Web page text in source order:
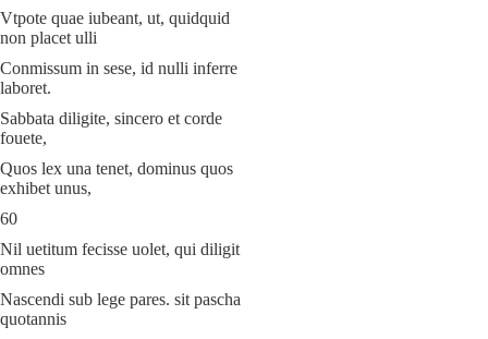
Vtpote quae iubeant, ut, quidquid
non placet ulli
Conmissum in sese, id nulli inferre
laboret.
Sabbata diligite, sincero et corde
fouete,
Quos lex una tenet, dominus quos
exhibet unus,
60
Nil uetitum fecisse uolet, qui diligit
omnes
Nascendi sub lege pares. sit pascha
quotannis